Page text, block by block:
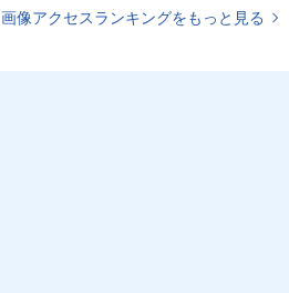
画像アクセスランキングをもっと見る